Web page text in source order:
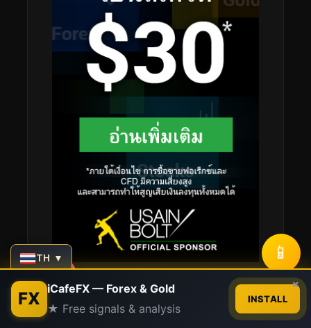
Stay Connected
TH ▼ 📱
FX iCafeFX — Forex & Gold
★ Free signals & analysis
INSTALL
×
Contact us
Open